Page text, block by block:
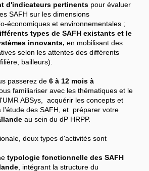
d'indicateurs pertinents pour évaluer
SAFH sur les dimensions
économiques et environnementales ;
types de SAFH existants et le
innovants, en mobilisant des
selon les attentes des différents
bailleurs).
passerez de 6 à 12 mois à
familiariser avec les thématiques et le
ABSys, acquérir les concepts et
l'étude des SAFH, et préparer votre
au sein du dP HRPP.
deux types d'activités sont
typologie fonctionnelle des SAFH
, intégrant la structure du